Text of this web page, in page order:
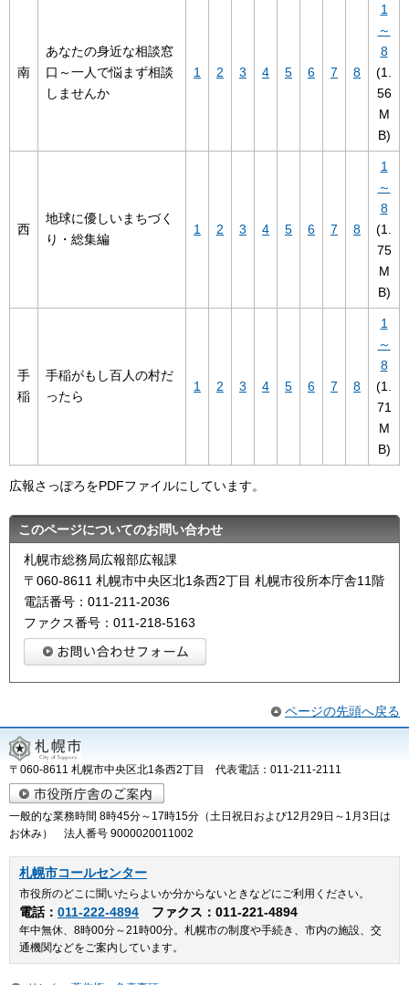
南
あなたの身近な相談窓
口～一人で悩まず相談
しませんか
1 2 3 4 5 6 7 8
1
～
8
(1.
56
M
B)
西
地球に優しいまちづく
り・総集編
1 2 3 4 5 6 7 8
1
～
8
(1.
75
M
B)
手
稲
手稲がもし百人の村だ
ったら
1 2 3 4 5 6 7 8
1
～
8
(1.
71
M
B)
広報さっぽろをPDFファイルにしています。
このページについてのお問い合わせ
札幌市総務局広報部広報課
〒060-8611 札幌市中央区北1条西2丁目 札幌市役所本庁舎11階
電話番号：011-211-2036
ファクス番号：011-218-5163
ページの先頭へ戻る
〒060-8611 札幌市中央区北1条西2丁目 代表電話：011-211-2111
一般的な業務時間 8時45分～17時15分（土日祝日および12月29日～1月3日は
お休み） 法人番号 9000020011002
札幌市コールセンター
市役所のどこに聞いたらよいか分からないときなどにご利用ください。
電話： 011-222-4894 ファクス：011-221-4894
年中無休、8時00分～21時00分。札幌市の制度や手続き、市内の施設、交
通機関などをご案内しています。